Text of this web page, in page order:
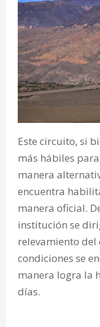
Este circuito, si
más hábiles
manera
encuentra
manera oficial.
institución se
relevamiento
condiciones se
manera logra la
días.